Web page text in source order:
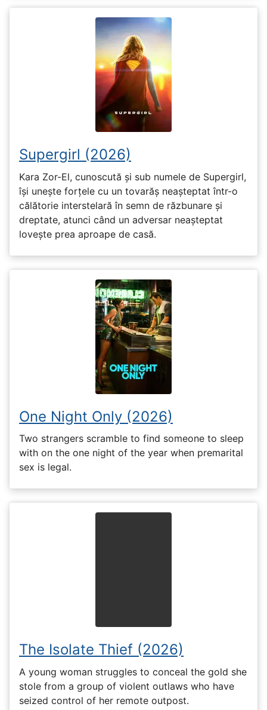
Supergirl (2026)
Kara Zor-El, cunoscută și sub numele de Supergirl,
își unește forțele cu un tovarăș neașteptat într-o
călătorie interstelară în semn de răzbunare și
dreptate, atunci când un adversar neașteptat
lovește prea aproape de casă.
One Night Only (2026)
Two strangers scramble to find someone to sleep
with on the one night of the year when premarital
sex is legal.
The Isolate Thief (2026)
A young woman struggles to conceal the gold she
stole from a group of violent outlaws who have
seized control of her remote outpost.